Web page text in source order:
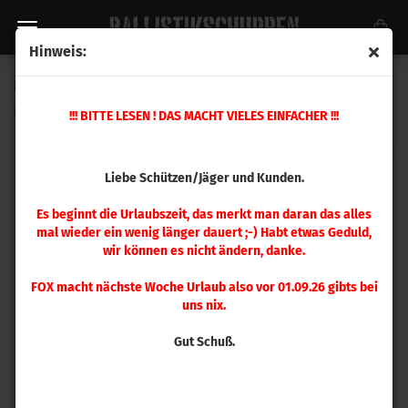
Hinweis:
!!! BITTE LESEN ! DAS MACHT VIELES EINFACHER !!!
Liebe Schützen/Jäger und Kunden.
Es beginnt die Urlaubszeit, das merkt man daran das alles
mal wieder ein wenig länger dauert ;-) Habt etwas Geduld,
wir können es nicht ändern, danke.
FOX macht nächste Woche Urlaub also vor 01.09.26 gibts bei
uns nix.
Gut Schuß.
30105)